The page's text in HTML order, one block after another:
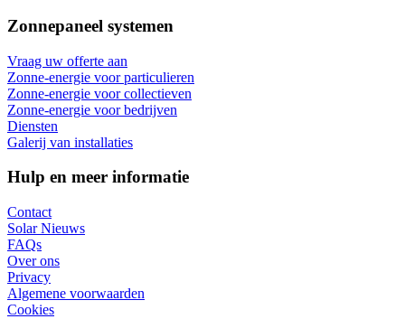
Zonnepaneel systemen
Vraag uw offerte aan
Zonne-energie voor particulieren
Zonne-energie voor collectieven
Zonne-energie voor bedrijven
Diensten
Galerij van installaties
Hulp en meer informatie
Contact
Solar Nieuws
FAQs
Over ons
Privacy
Algemene voorwaarden
Cookies